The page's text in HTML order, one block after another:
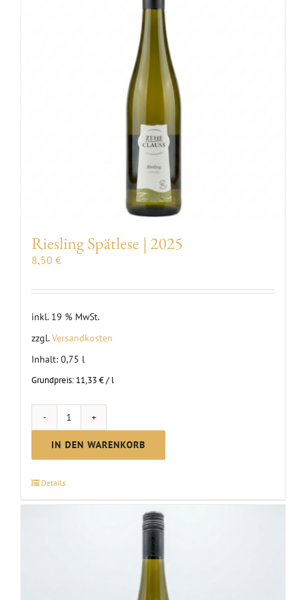
AUSZEICHNUNGEN
KONTAKT | ÖFFNUNGSZEITEN
SHOP
Riesling Spätlese | 2025
8,50 €
inkl. 19 % MwSt.
zzgl.Versandkosten
Inhalt: 0,75 l
Grundpreis: 11,33 €/ l
Riesling
Spätlese
|
IN DEN WARENKORB
Details